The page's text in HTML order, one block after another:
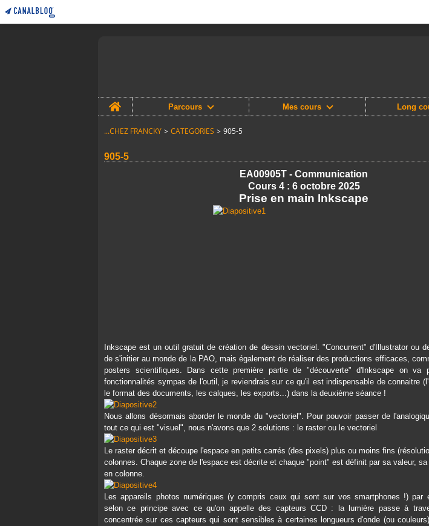
Home
Parcours Mes cours Long
...CHEZ FRANCKY > CATEGORIES > 905-5
905-5
EA00905T - Communication
Cours 4 : 6 octobre 2025
Prise en main Inkscape
Inkscape est un outil gratuit de création de dessin vectoriel. "Concurrent" d'Illustrator ou
de s'initier au monde de la PAO, mais également de réaliser des productions efficaces,
posters scientifiques. Dans cette première partie de "découverte" d'Inkscape on va
fonctionnalités sympas de l'outil, je reviendrais sur ce qu'il est indispensable de connaitre
le format des documents, les calques, les exports...) dans la deuxième séance !
Nous allons désormais aborder le monde du "vectoriel". Pour pouvoir passer de
tout ce qui est "visuel", nous n'avons que 2 solutions : le raster ou le vectoriel
Le raster décrit et découpe l'espace en petits carrés (des pixels) plus ou moins fins
colonnes. Chaque zone de l'espace est décrite et chaque "point" est définit par sa valeur,
en colonne.
Les appareils photos numériques (y compris ceux qui sont sur vos smartphones !) par
selon ce principe avec ce qu'on appelle des capteurs CCD : la lumière passe à
concentrée sur ces capteurs qui sont sensibles à certaines longueurs d'onde (ou